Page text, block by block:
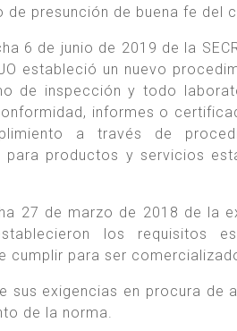
presunción de buena fe del
6 de junio de 2019 de la
estableció un nuevo
de inspección y todo
informes o
a través de
productos y servicios
27 de marzo de 2018 de la ex
los requisitos
para ser comercializado
sus exigencias en procura de
de la norma.